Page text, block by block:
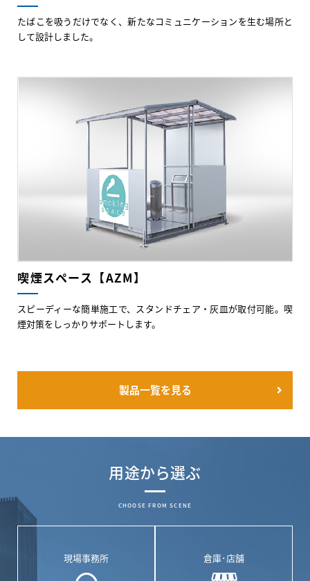
たばこを吸うだけでなく、新たなコミュニケーションを生む場所と
して設計しました。
喫煙スペース【AZM】
スピーディーな簡単施工で、スタンドチェア・灰皿が取付可能。喫
煙対策をしっかりサポートします。
製品一覧を見る
用途から選ぶ
CHOOSE FROM SCENE
現場事務所 倉庫･店舗